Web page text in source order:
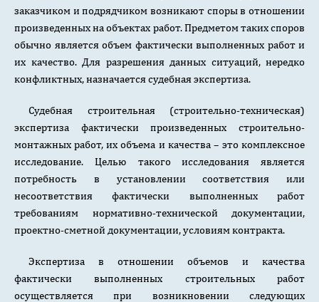
заказчиком и подрядчиком возникают споры в отношении
произведенных на объектах работ. Предметом таких споров
обычно является объем фактически выполненных работ и
их качество. Для разрешения данных ситуаций, нередко
конфликтных, назначается судебная экспертиза.
Судебная строительная (строительно-техническая)
экспертиза фактически произведенных строительно-
монтажных работ, их объема и качества – это комплексное
исследование. Целью такого исследования является
потребность в установлении соответствия или
несоответствия фактически выполненных работ
требованиям нормативно-технической документации,
проектно-сметной документации, условиям контракта.
Экспертиза в отношении объемов и качества
фактически выполненных строительных работ
осуществляется при возникновении следующих